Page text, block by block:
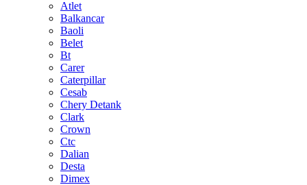
Atlet
Balkancar
Baoli
Belet
Bt
Carer
Caterpillar
Cesab
Chery Detank
Clark
Crown
Ctc
Dalian
Desta
Dimex